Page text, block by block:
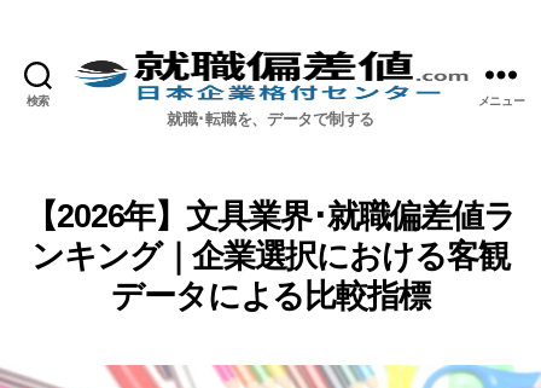
検索 就職偏差値.com【公式】
就職･転職を、データで制する
メニュー
【2026年】文具業界･就職偏差値ラ
ンキング｜企業選択における客観
データによる比較指標